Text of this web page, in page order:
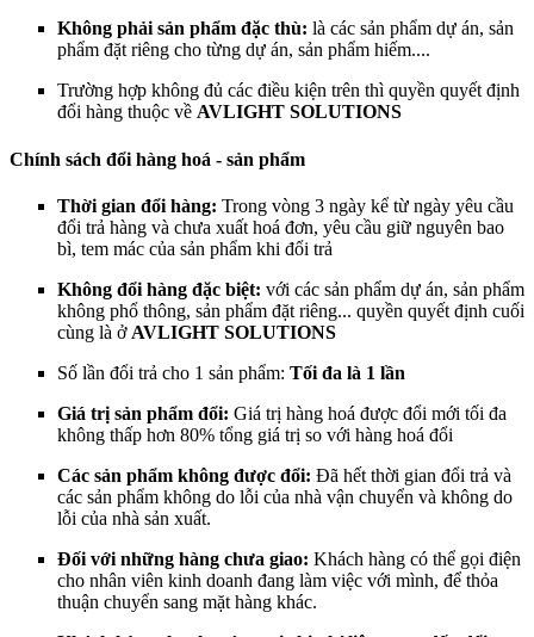
Không phải sản phẩm đặc thù: là các sản phẩm dự án, sản
phẩm đặt riêng cho từng dự án, sản phẩm hiếm....
Trường hợp không đủ các điều kiện trên thì quyền quyết định
đổi hàng thuộc về AVLIGHT SOLUTIONS
Chính sách đổi hàng hoá - sản phẩm
Thời gian đổi hàng: Trong vòng 3 ngày kể từ ngày yêu cầu
đổi trả hàng và chưa xuất hoá đơn, yêu cầu giữ nguyên bao
bì, tem mác của sản phẩm khi đổi trả
Không đổi hàng đặc biệt: với các sản phẩm dự án, sản phẩm
không phổ thông, sản phẩm đặt riêng... quyền quyết định cuối
cùng là ở AVLIGHT SOLUTIONS
Số lần đổi trả cho 1 sản phẩm: Tối đa là 1 lần
Giá trị sản phẩm đổi: Giá trị hàng hoá được đổi mới tối đa
không thấp hơn 80% tổng giá trị so với hàng hoá đổi
Các sản phẩm không được đổi: Đã hết thời gian đổi trả và
các sản phẩm không do lỗi của nhà vận chuyển và không do
lỗi của nhà sản xuất.
Đối với những hàng chưa giao: Khách hàng có thể gọi điện
cho nhân viên kinh doanh đang làm việc với mình, để thỏa
thuận chuyển sang mặt hàng khác.